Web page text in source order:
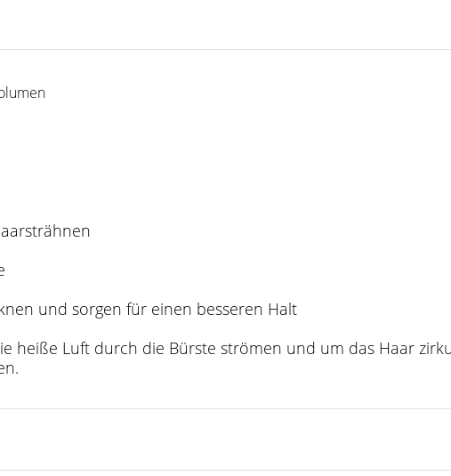
und sorgen für einen besseren Halt
heiße Luft durch die Bürste strömen und um das Haar